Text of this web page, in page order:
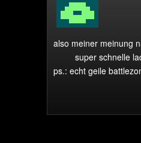
also meiner meinung
super schnelle
ps.: echt geile